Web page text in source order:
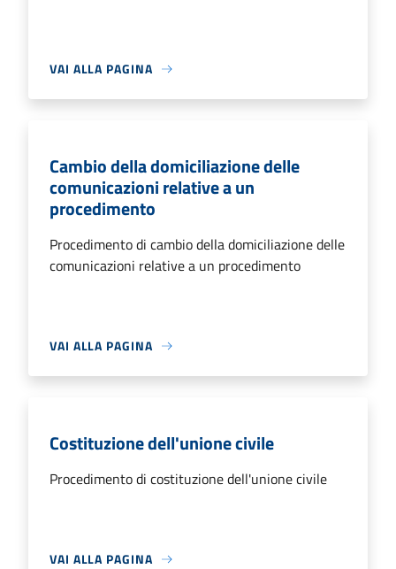
VAI ALLA PAGINA
Cambio della domiciliazione delle
comunicazioni relative a un
procedimento
Procedimento di cambio della domiciliazione delle
comunicazioni relative a un procedimento
VAI ALLA PAGINA
Costituzione dell'unione civile
Procedimento di costituzione dell'unione civile
VAI ALLA PAGINA